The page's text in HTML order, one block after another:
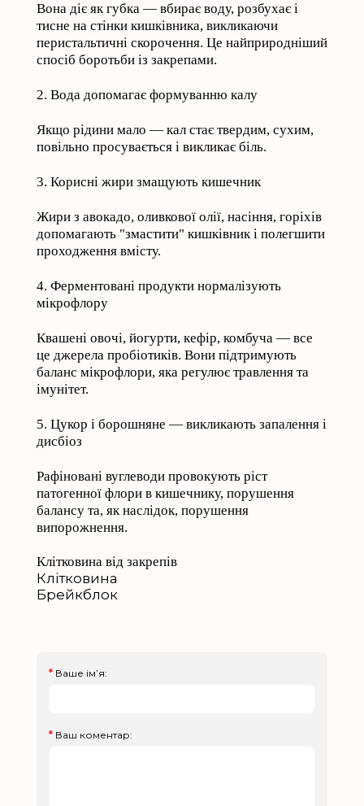
Вона діє як губка — вбирає воду, розбухає і
тисне на стінки кишківника, викликаючи
перистальтичні скорочення. Це найприродніший
спосіб боротьби із закрепами.
2. Вода допомагає формуванню калу
Якщо рідини мало — кал стає твердим, сухим,
повільно просувається і викликає біль.
3. Корисні жири змащують кишечник
Жири з авокадо, оливкової олії, насіння, горіхів
допомагають "змастити" кишківник і полегшити
проходження вмісту.
4. Ферментовані продукти нормалізують
мікрофлору
Квашені овочі, йогурти, кефір, комбуча — все
це джерела пробіотиків. Вони підтримують
баланс мікрофлори, яка регулює травлення та
імунітет.
5. Цукор і борошняне — викликають запалення і
дисбіоз
Рафіновані вуглеводи провокують ріст
патогенної флори в кишечнику, порушення
балансу та, як наслідок, порушення
випорожнення.
Клітковина від закрепів
Клітковина
Брейкблок
Ваше ім’я:
Ваш коментар: